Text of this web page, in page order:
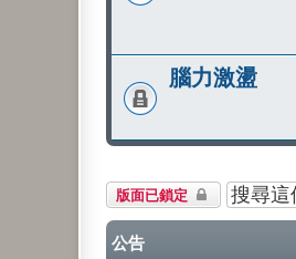
腦力激盪
版面已鎖定
公告